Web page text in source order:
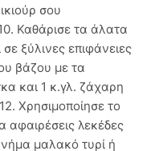
σου
Καθάρισε τα άλατα
ξύλινες επιφάνειες
βάζου με τα
και 1 κ.γλ. ζάχαρη
Χρησιμοποίησε το
αφαιρέσεις λεκέδες
μαλακό τυρί ή